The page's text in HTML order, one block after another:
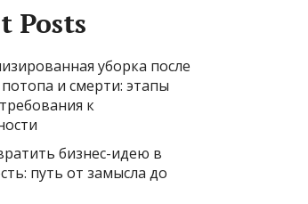
Posts
уборка после
и смерти: этапы
к
бизнес-идею в
путь от замысла до